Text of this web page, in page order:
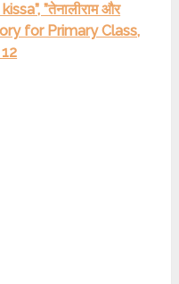
”तेनालीराम और
for Primary Class,